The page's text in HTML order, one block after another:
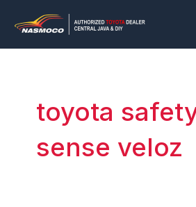
konten
toyota
sense veloz